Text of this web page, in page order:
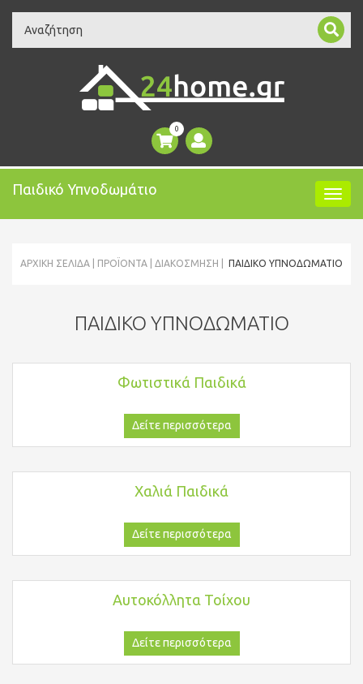
Search
0
Παιδικό Υπνοδωμάτιο
ΑΡΧΙΚΉ ΣΕΛΊΔΑ ΠΡΟΪΌΝΤΑ ΔΙΑΚΟΣΜΗΣΗ ΠΑΙΔΙΚΌ ΥΠΝΟΔΩΜΆΤΙΟ
ΠΑΙΔΙΚΌ ΥΠΝΟΔΩΜΆΤΙΟ
Φωτιστικά Παιδικά
Δείτε περισσότερα
Χαλιά Παιδικά
Δείτε περισσότερα
Αυτοκόλλητα Τοίχου
Δείτε περισσότερα